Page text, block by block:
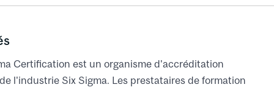
à améliorer
Certification est un organisme d'accréditation
l'industrie Six Sigma. Les prestataires de formation